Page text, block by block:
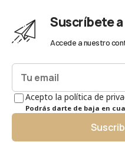
Suscríbete
Accede a nuestro
Acepto la política de
Podrás darte de baja en